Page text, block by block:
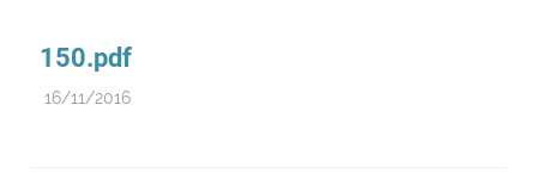
Registo
Regulamentação
150.pdf
16/11/2016